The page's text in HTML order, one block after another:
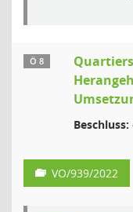
Ö 8
Beschluss:
VO/939/2022